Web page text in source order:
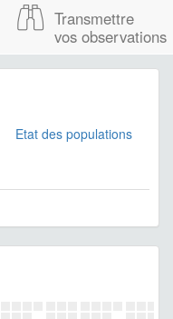
Transmettre
vos observations
Etat des populations